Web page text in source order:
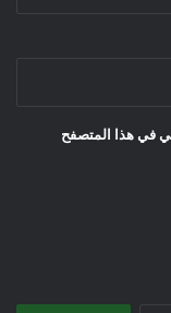
في هذا المتصفح